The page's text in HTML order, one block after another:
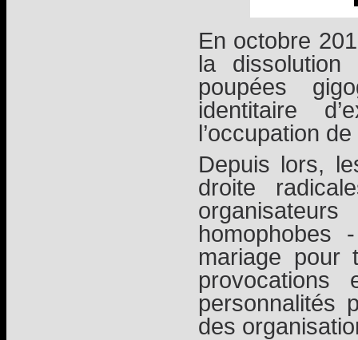
En octobre
la
poupées
identitaire
l’occupation
Depuis lors,
droite
homophobes
mariage
provocations
personnalités
des